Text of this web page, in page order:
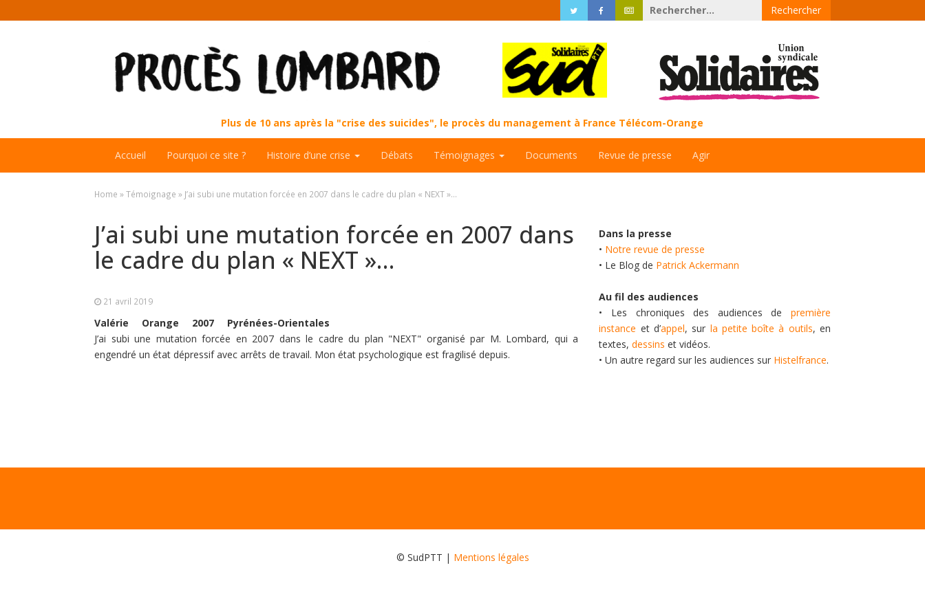
Rechercher :
Plus de 10 ans après la "crise des suicides", le procès du management à France Télécom-Orange
Accueil Pourquoi ce site ? Histoire d’une crise Débats Témoignages Documents Revue de presse Agir
Home »Témoignage » J’ai subi une mutation forcée en 2007 dans le cadre du plan « NEXT »…
J’ai subi une mutation forcée en 2007 dans
le cadre du plan « NEXT »…
21 avril 2019
Valérie Orange 2007
Pyrénées-Orientales
J’ai subi une mutation forcée en 2007 dans le cadre du plan "NEXT" organisé par M. Lombard, qui a
engendré un état dépressif avec arrêts de travail. Mon état psychologique est fragilisé depuis.
Dans la presse
• Notre revue de presse
• Le Blog de Patrick Ackermann
Au fil des audiences
• Les chroniques des audiences de première
instance et d’appel, sur la petite boîte à outils, en
textes,dessins et vidéos.
• Un autre regard sur les audiences sur Histelfrance.
© SudPTT | Mentions légales